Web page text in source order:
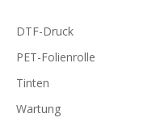
DTF-Druck
PET-Folienrolle
Tinten
Wartung